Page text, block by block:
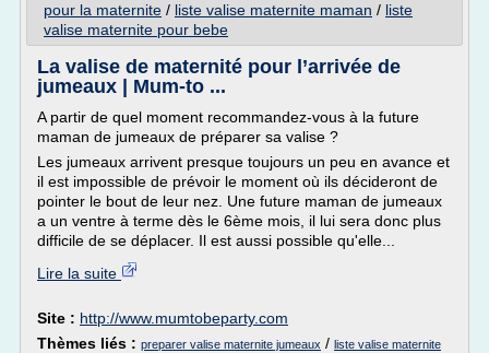
pour la maternite / liste valise maternite maman / liste
valise maternite pour bebe
La valise de maternité pour l’arrivée de
jumeaux | Mum-to ...
A partir de quel moment recommandez-vous à la future
maman de jumeaux de préparer sa valise ?
Les jumeaux arrivent presque toujours un peu en avance et
il est impossible de prévoir le moment où ils décideront de
pointer le bout de leur nez. Une future maman de jumeaux
a un ventre à terme dès le 6ème mois, il lui sera donc plus
difficile de se déplacer. Il est aussi possible qu'elle...
Lire la suite
Site : http://www.mumtobeparty.com
Thèmes liés : preparer valise maternite jumeaux / liste valise maternite